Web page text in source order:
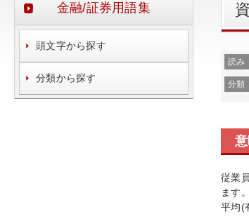
読み
分類
従業
ます
平均(
金融/証券用語集
頭文字から探す
分類から探す